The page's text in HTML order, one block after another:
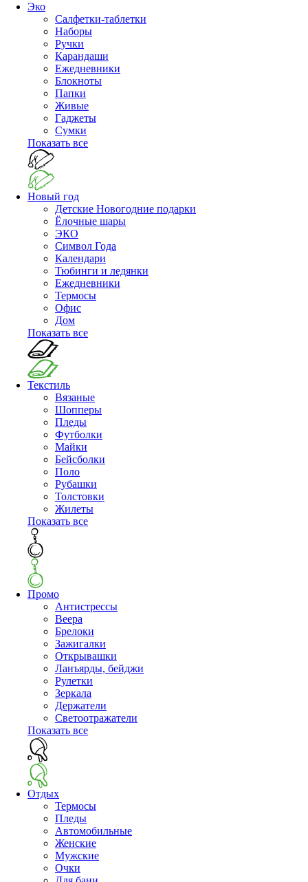
Эко
Салфетки-таблетки
Наборы
Ручки
Карандаши
Ежедневники
Блокноты
Папки
Живые
Гаджеты
Сумки
Показать все
Новый год
Детские Новогодние подарки
Ёлочные шары
ЭКО
Символ Года
Календари
Тюбинги и ледянки
Ежедневники
Термосы
Офис
Дом
Показать все
Текстиль
Вязаные
Шопперы
Пледы
Футболки
Майки
Бейсболки
Поло
Рубашки
Толстовки
Жилеты
Показать все
Промо
Антистрессы
Веера
Брелоки
Зажигалки
Открывашки
Ланъярды, бейджи
Рулетки
Зеркала
Держатели
Светоотражатели
Показать все
Отдых
Термосы
Пледы
Автомобильные
Женские
Мужские
Очки